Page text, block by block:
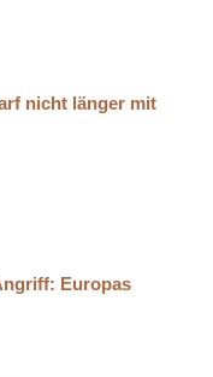
nicht länger mit
Europas